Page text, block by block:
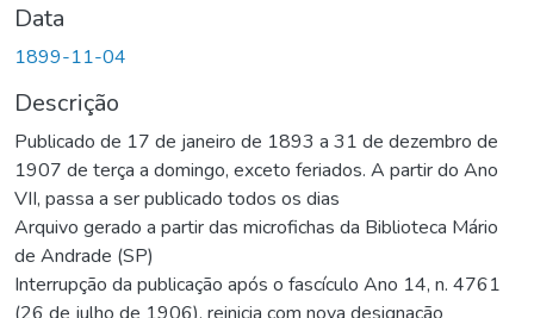
Data
1899-11-04
Descrição
Publicado de 17 de janeiro de 1893 a 31 de dezembro de
1907 de terça a domingo, exceto feriados. A partir do Ano
VII, passa a ser publicado todos os dias
Arquivo gerado a partir das microfichas da Biblioteca Mário
de Andrade (SP)
Interrupção da publicação após o fascículo Ano 14, n. 4761